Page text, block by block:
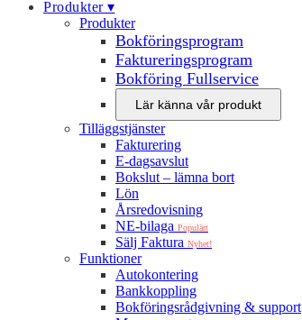
Produkter‍ ▾
Produkter
Bokföringsprogram
Faktureringsprogram
Bokföring Fullservice
Lär känna vår produkt
Tilläggstjänster
Fakturering
E-dagsavslut
Bokslut – lämna bort
Lön
Årsredovisning
NE-bilaga Populärt
Sälj Faktura Nyhet!
Funktioner
Autokontering
Bankkoppling
Bokföringsrådgivning & support